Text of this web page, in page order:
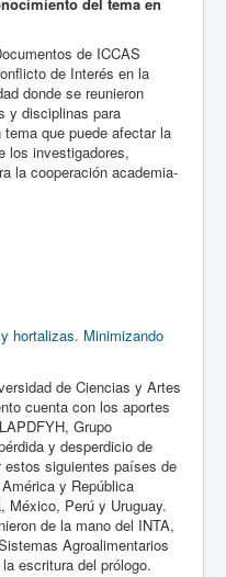
de ICCAS
de Interés en la
donde se reunieron
y disciplinas para
que puede afectar la
los investigadores,
la cooperación academia-
hortalizas. Minimizando
de Ciencias y Artes
cuenta con los aportes
Grupo
y desperdicio de
siguientes países de
y República
México, Perú y Uruguay.
de la mano del INTA,
Agroalimentarios
escritura del prólogo.